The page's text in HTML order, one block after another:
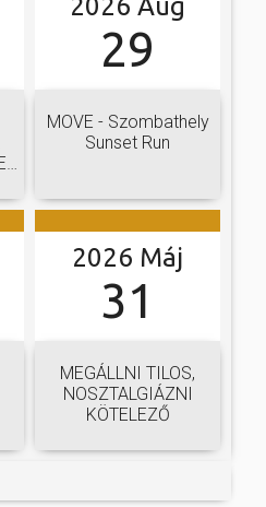
2026 Aug
29
MOVE - Szombathely
Sunset Run
2026 Máj
31
MEGÁLLNI TILOS,
NOSZTALGIÁZNI
KÖTELEZŐ